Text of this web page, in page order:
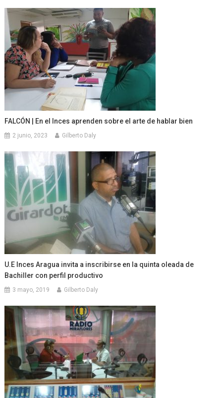
FALCÓN | En el Inces aprenden sobre el arte de hablar bien
2 junio, 2023 Gilberto Daly
U.E Inces Aragua invita a inscribirse en la quinta oleada de
Bachiller con perfil productivo
3 mayo, 2019 Gilberto Daly